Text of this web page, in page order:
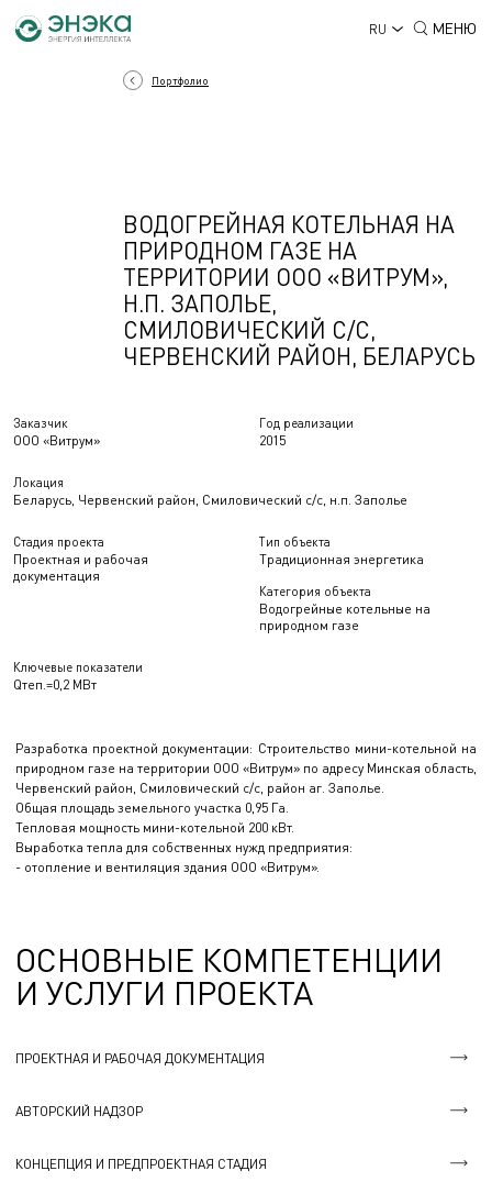
RU МЕНЮ
Заказчик
ООО «Витрум»
Год реализации
2015
Локация
Беларусь, Червенский район, Смиловический с/с, н.п. Заполье
Стадия проекта
Проектная и рабочая
документация
Тип объекта
Традиционная энергетика
Категория объекта
Водогрейные котельные на
природном газе
Ключевые показатели
Qтеп.=0,2 МВт
Портфолио
ВОДОГРЕЙНАЯ КОТЕЛЬНАЯ НА
ПРИРОДНОМ ГАЗЕ НА
ТЕРРИТОРИИ ООО «ВИТРУМ»,
Н.П. ЗАПОЛЬЕ,
СМИЛОВИЧЕСКИЙ С/С,
ЧЕРВЕНСКИЙ РАЙОН, БЕЛАРУСЬ
Разработка проектной документации: Строительство мини-котельной на
природном газе на территории ООО «Витрум» по адресу Минская область,
Червенский район, Смиловический с/с, район аг. Заполье.
Общая площадь земельного участка 0,95 Га.
Тепловая мощность мини-котельной 200 кВт.
Выработка тепла для собственных нужд предприятия:
- отопление и вентиляция здания ООО «Витрум».
ОСНОВНЫЕ КОМПЕТЕНЦИИ
И УСЛУГИ ПРОЕКТА
ПРОЕКТНАЯ И РАБОЧАЯ ДОКУМЕНТАЦИЯ
АВТОРСКИЙ НАДЗОР
КОНЦЕПЦИЯ И ПРЕДПРОЕКТНАЯ СТАДИЯ